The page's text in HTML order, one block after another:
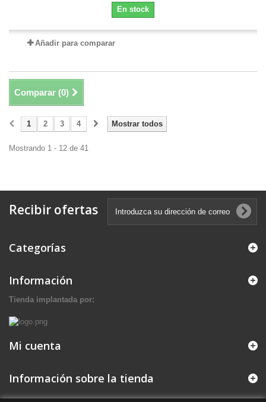
En stock
Añadir para comparar
Comparar (0)
Mostrar todos
1 2 3 4
Mostrando 1 - 12 de 41
Recibir ofertas
Categorías
Información
Tienda implantada por:
Mi cuenta
Información sobre la tienda